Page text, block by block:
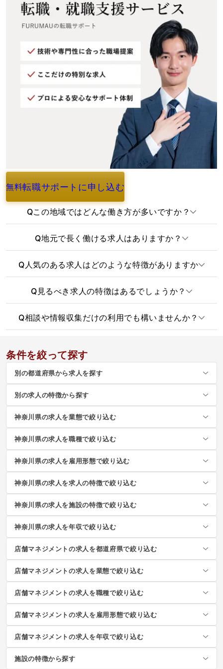
無料転職サポートに申し込む
よくあるご質問
Qこの地域ではどんな働き方が多いですか？
Q地元で長く働ける求人はありますか？
Q人気のある求人はどのような特徴がありますか
Q 見るべき求人の特徴はあるでしょうか？
Q相談や情報収集だけの利用でも構いませんか？
条件を絞って探す
別の都道府県から求人を探す
別の求人の特徴から探す
神奈川県の求人を業態で絞り込む
神奈川県の求人を職種で絞り込む
神奈川県の求人を雇用形態で絞り込む
神奈川県の求人を求人の特徴で絞り込む
神奈川県の求人を施設の特徴で絞り込む
神奈川県の求人を年収で絞り込む
店舗マネジメントの求人を都道府県で絞り込む
店舗マネジメントの求人を業態で絞り込む
店舗マネジメントの求人を職種で絞り込む
店舗マネジメントの求人を雇用形態で絞り込む
店舗マネジメントの求人を年収で絞り込む
施設の特徴から探す